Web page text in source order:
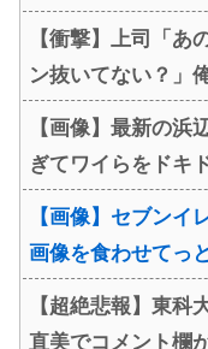
【衝撃】上司「あ
ン抜いてない？」
【画像】最新の浜
ぎてワイらをドキ
【画像】セブンイ
画像を食わせて
【超絶悲報】東科
直美でコメント欄